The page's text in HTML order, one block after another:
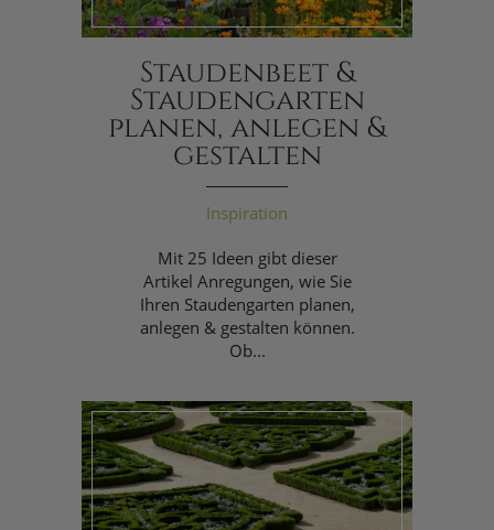
Staudenbeet &
Staudengarten
planen, anlegen &
gestalten
Inspiration
Mit 25 Ideen gibt dieser
Artikel Anregungen, wie Sie
Ihren Staudengarten planen,
anlegen & gestalten können.
Ob...